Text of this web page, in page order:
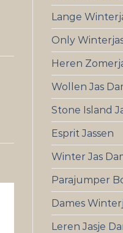
Lange
Only
Heren
Wollen Jas
Stone Island
Esprit Jassen
Winter Jas
Parajumper
Dames
Leren Jasje